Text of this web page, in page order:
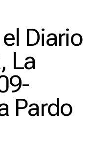
Diario
La
Pardo